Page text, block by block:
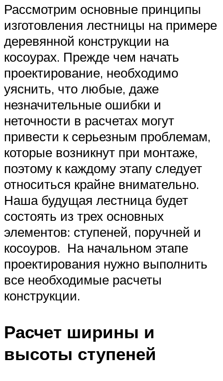
Рассмотрим основные принципы
изготовления лестницы на примере
деревянной конструкции на
косоурах. Прежде чем начать
проектирование, необходимо
уяснить, что любые, даже
незначительные ошибки и
неточности в расчетах могут
привести к серьезным проблемам,
которые возникнут при монтаже,
поэтому к каждому этапу следует
относиться крайне внимательно.
Наша будущая лестница будет
состоять из трех основных
элементов: ступеней, поручней и
косоуров. На начальном этапе
проектирования нужно выполнить
все необходимые расчеты
конструкции.
Расчет ширины и
высоты ступеней